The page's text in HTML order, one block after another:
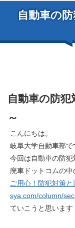
自動車の
自動車の防
～
こんにちは。
岐阜大学自動車部で
今回は自動車の防犯
廃車ドットコムの中
ご用心！防犯対策
sya.com/column/
ていこうと思います